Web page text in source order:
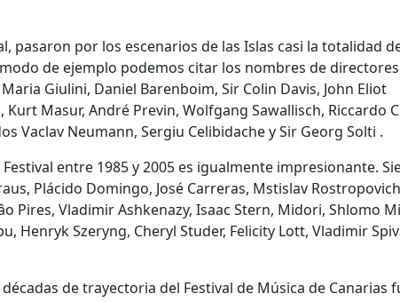
pasaron por los escenarios de las Islas casi la totalidad
de ejemplo podemos citar los nombres de directores
Giulini, Daniel Barenboim, Sir Colin Davis, John Eliot
Masur, André Previn, Wolfgang Sawallisch, Riccardo
Vaclav Neumann, Sergiu Celibidache y Sir Georg Solti .
entre 1985 y 2005 es igualmente impresionante.
Plácido Domingo, José Carreras, Mstislav
Pires, Vladimir Ashkenazy, Isaac Stern, Midori, Shlomo
Henryk Szeryng, Cheryl Studer, Felicity Lott, Vladimir
de trayectoria del Festival de Música de Canarias